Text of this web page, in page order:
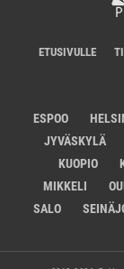
ETUSIVULLE
ESPOO
JYVÄSKYLÄ
KUOPIO
MIKKELI
SALO